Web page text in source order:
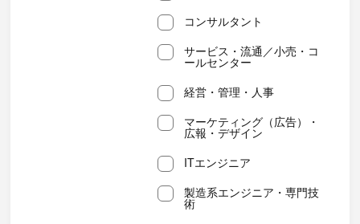
コンサルタント
サービス・流通／小売・コ
ールセンター
経営・管理・人事
マーケティング（広告）・
広報・デザイン
ITエンジニア
製造系エンジニア・専門技
術